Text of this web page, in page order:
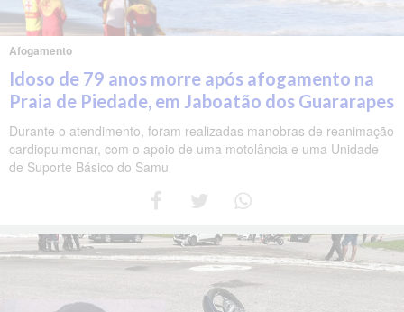
Afogamento
Idoso de 79 anos morre após afogamento na
Praia de Piedade, em Jaboatão dos Guararapes
Durante o atendimento, foram realizadas manobras de reanimação
cardiopulmonar, com o apoio de uma motolância e uma Unidade
de Suporte Básico do Samu